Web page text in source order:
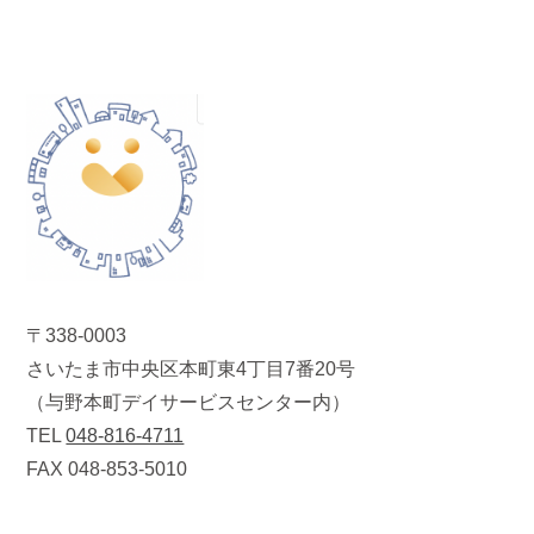
〒338-0003
さいたま市中央区本町東4丁目7番20号
（与野本町デイサービスセンター内）
TEL048-816-4711
FAX 048-853-5010